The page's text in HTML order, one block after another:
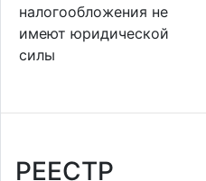
налогообложения не
имеют юридической
силы
РЕЕСТР